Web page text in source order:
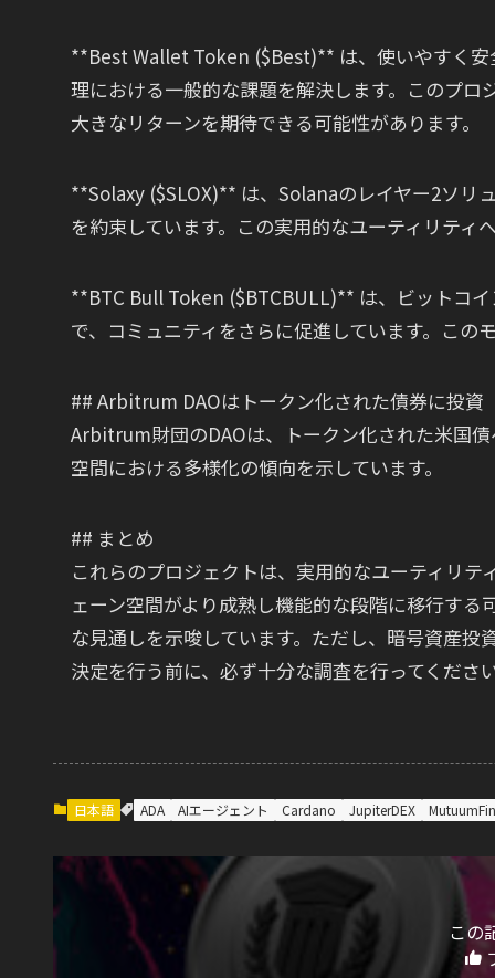
**Best Wallet Token ($Best)** は、使いやすく
理における一般的な課題を解決します。このプ
大きなリターンを期待できる可能性があります。
**Solaxy ($SLOX)** は、Solanaのレイヤー2ソリ
を約束しています。この実用的なユーティリテ
**BTC Bull Token ($BTCBULL)** は、ビットコ
で、コミュニティをさらに促進しています。この
## Arbitrum DAOはトークン化された債券に投資
Arbitrum財団のDAOは、トークン化された米国
空間における多様化の傾向を示しています。
## まとめ
これらのプロジェクトは、実用的なユーティリ
ェーン空間がより成熟し機能的な段階に移行す
な見通しを示唆しています。ただし、暗号資産
決定を行う前に、必ず十分な調査を行ってくださ
日本語 ADA AIエージェント Cardano JupiterDEX
この